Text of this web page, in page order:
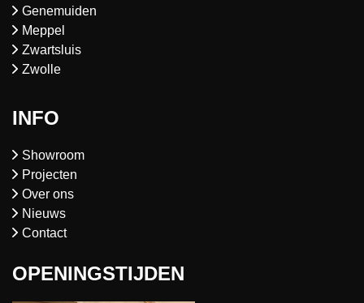
Genemuiden
Meppel
Zwartsluis
Zwolle
INFO
Showroom
Projecten
Over ons
Nieuws
Contact
OPENINGSTIJDEN